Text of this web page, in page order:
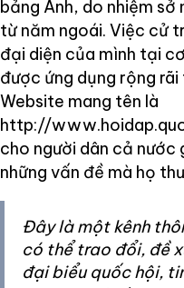
bảng Anh, do nhiệm
từ năm ngoái. Việc cử
đại diện của mình tại
được ứng dụng rộng
Website mang tên là
http://
cho người dân cả nước
những vấn đề mà họ
Đây là một kênh
có thể trao đổi, đề
đại biểu quốc hội,